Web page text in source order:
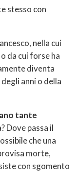
stesso con
nella cui
da cui forse ha
diventa
anni o della
tante
Dove passa il
che una
morte,
con sgomento